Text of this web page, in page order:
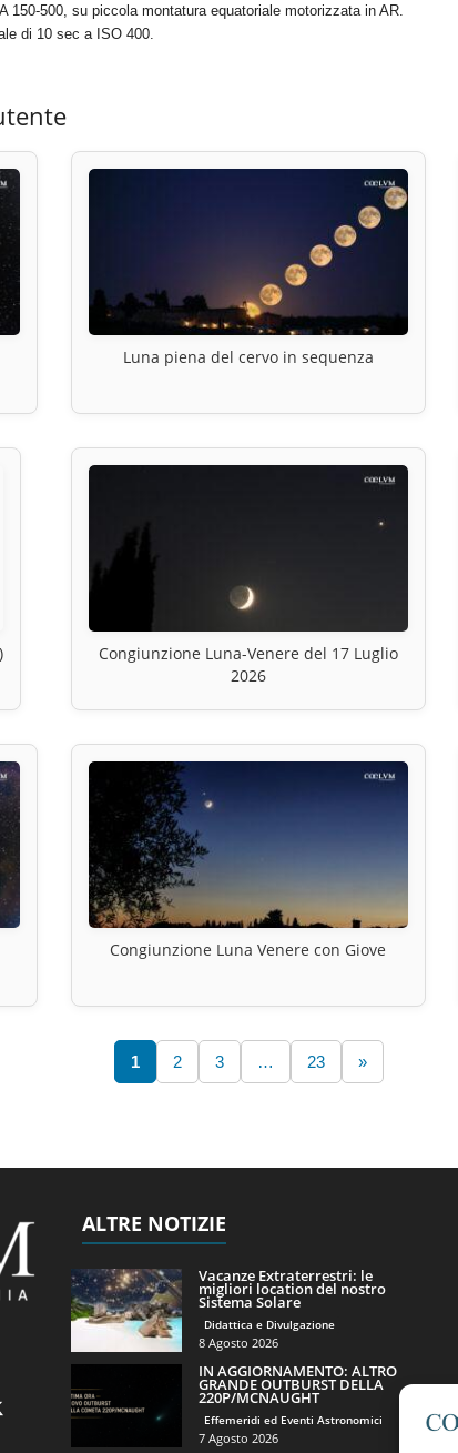
500, su piccola montatura equatoriale motorizzata in AR.
di 10 sec a ISO 400.
Luna piena del cervo in sequenza
Congiunzione Luna-Venere del 17 Luglio
2026
Congiunzione Luna Venere con Giove
1 2 3 … 23 »
ALTRE NOTIZIE
Vacanze Extraterrestri: le
migliori location del nostro
Sistema Solare
Didattica e Divulgazione
8 Agosto 2026
IN AGGIORNAMENTO: ALTRO
GRANDE OUTBURST DELLA
220P/MCNAUGHT
Effemeridi ed Eventi Astronomici
7 Agosto 2026